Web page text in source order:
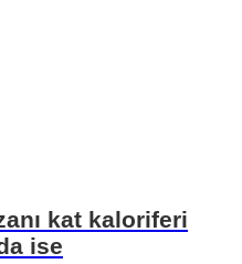
kat kaloriferi
ise